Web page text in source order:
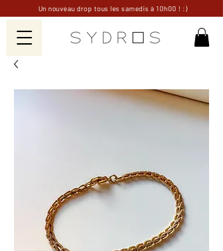
Un nouveau drop tous les samedis à 10h00 ! :)